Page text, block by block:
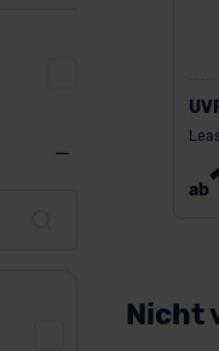
ab
Nicht